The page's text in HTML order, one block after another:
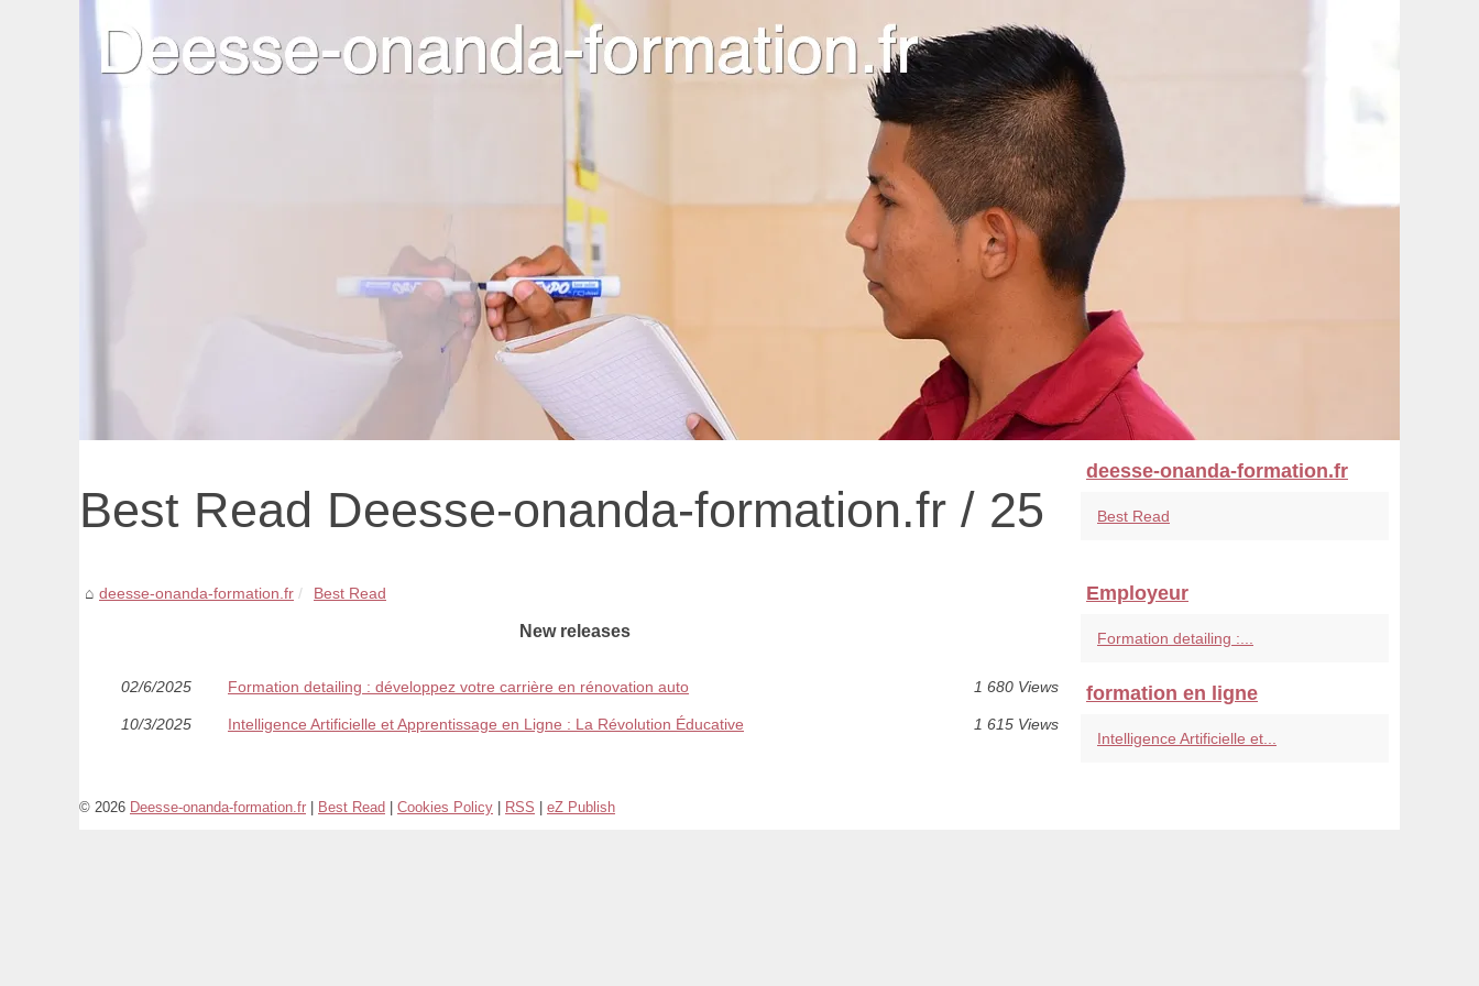
Best Read Deesse-onanda-formation.fr / 25
deesse-onanda-formation.fr Best Read
New releases
02/6/2025 Formation detailing : développez votre carrière en rénovation auto 1 680 Views
10/3/2025 Intelligence Artificielle et Apprentissage en Ligne : La Révolution Éducative 1 615 Views
deesse-onanda-formation.fr
Best Read
Employeur
Formation detailing :...
formation en ligne
Intelligence Artificielle et...
© 2026 Deesse-onanda-formation.fr Best Read Cookies Policy RSS eZ Publish